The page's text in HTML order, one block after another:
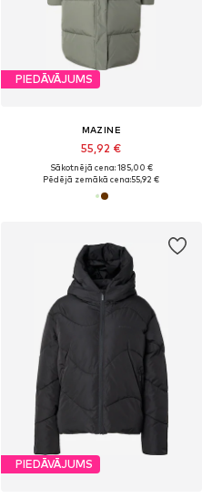
PIEDĀVĀJUMS
MAZINE
55,92 €
Sākotnējā cena: 185,00 €
Pēdējā zemākā cena:55,92 €
PIEDĀVĀJUMS